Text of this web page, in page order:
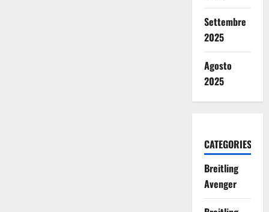
Settembre
2025
Agosto
2025
CATEGORIES
Breitling
Avenger